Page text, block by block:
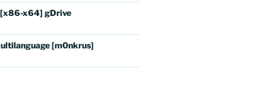
[x86-x64] gDrive
[m0nkrus]